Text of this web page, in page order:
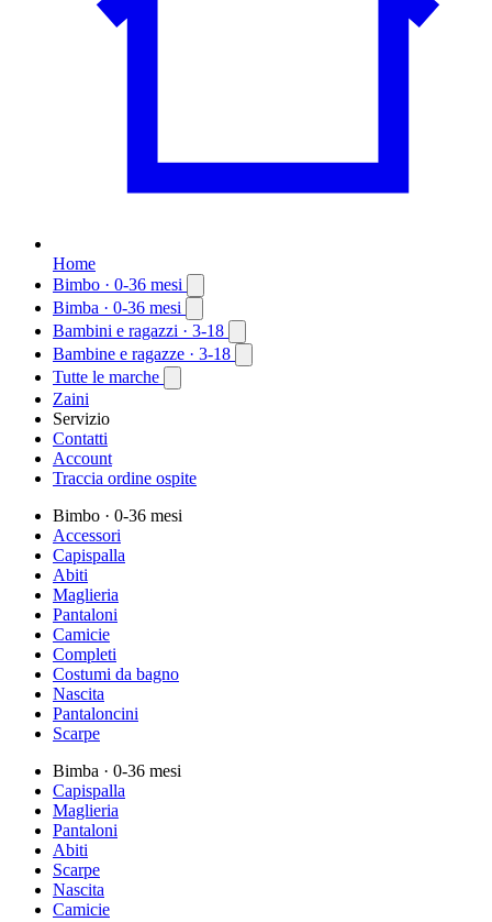
Home
Bimbo · 0-36 mesi
Bimba · 0-36 mesi
Bambini e ragazzi · 3-18
Bambine e ragazze · 3-18
Tutte le marche
Zaini
Servizio
Contatti
Account
Traccia ordine ospite
Bimbo · 0-36 mesi
Accessori
Capispalla
Abiti
Maglieria
Pantaloni
Camicie
Completi
Costumi da bagno
Nascita
Pantaloncini
Scarpe
Bimba · 0-36 mesi
Capispalla
Maglieria
Pantaloni
Abiti
Scarpe
Nascita
Camicie